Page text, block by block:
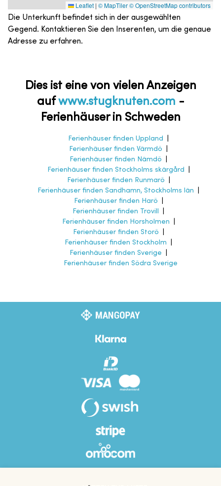
Leaflet | © MapTiler© OpenStreetMap contributors
Die Unterkunft befindet sich in der ausgewählten
Gegend. Kontaktieren Sie den Inserenten, um die genaue
Adresse zu erfahren.
Dies ist eine von vielen Anzeigen
auf www.stugknuten.com -
Ferienhäuser in Schweden
Ferienhäuser finden Uppland
Ferienhäuser finden Värmdö
Ferienhäuser finden Nämdö
Ferienhäuser finden Stockholms skärgård
Ferienhäuser finden Runmarö
Ferienhäuser finden Sandhamn, Stockholms län
Ferienhäuser finden Harö
Ferienhäuser finden Trovill
Ferienhäuser finden Horsholmen
Ferienhäuser finden Storö
Ferienhäuser finden Stockholm
Ferienhäuser finden Sverige
Ferienhäuser finden Södra Sverige